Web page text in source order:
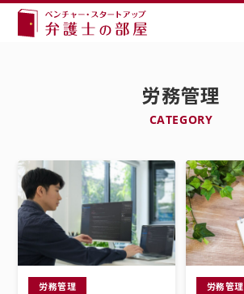
労務管理
CATEGORY
労務管理 労務管理